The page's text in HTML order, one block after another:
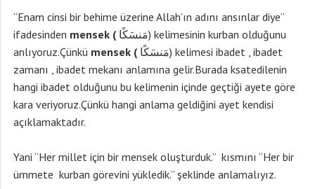
“Enam cinsi bir behime üzerine Allah’ın adını ansınlar diye”
ifadesinden mensek (
anlıyoruz.Çünkü mensek (
zamanı , ibadet mekanı anlamına gelir.Burada ksatedilenin
hangi ibadet olduğunu bu kelimenin içinde geçtiği ayete göre
kara veriyoruz.Çünkü hangi anlama geldiğini ayet kendisi
açıklamaktadır.
Yani “Her millet için bir mensek oluşturduk.” kısmını “Her bir
ümmete kurban görevini yükledik.” şeklinde anlamalıyız.